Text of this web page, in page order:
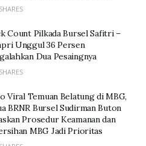
Count Pilkada Bursel Safitri –
Unggul 36 Persen
Dua Pesaingnya
Viral Temuan Belatung di MBG,
BRNR Bursel Sudirman Buton
Prosedur Keamanan dan
MBG Jadi Prioritas